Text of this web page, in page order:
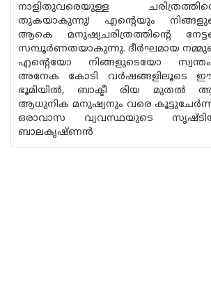
നാളിതുവരെയുള്ള
തുകയാകുന്നു! എന്റെയും
ആകെ മനുഷ്യചരിത്രത്തിന്റെ
സമ്പൂർണതയാകുന്നു. ദീർഘമായ
എന്റെയോ നിങ്ങളുടെയോ സ്വന്തം
അനേക കോടി വർഷങ്ങളിലൂടെ ഈ
ഭൂമിയിൽ, ബാക്ടീ രിയ മുതൽ
ആധുനിക മനുഷ്യനും വരെ കൂട്ടുചേർന്ന്
ഒരാവാസ വ്യവസ്ഥയുടെ
ബാലകൃഷ്ണൻ